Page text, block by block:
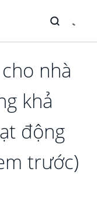
nhà
khả
động
trước)